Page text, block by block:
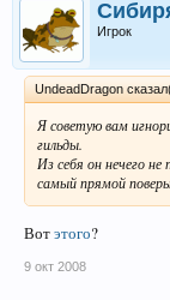
Игрок
UndeadDragon
Я советую вам
гильды.
Из себя он нечего
самый прямой
Вотэтого?
9 окт 2008